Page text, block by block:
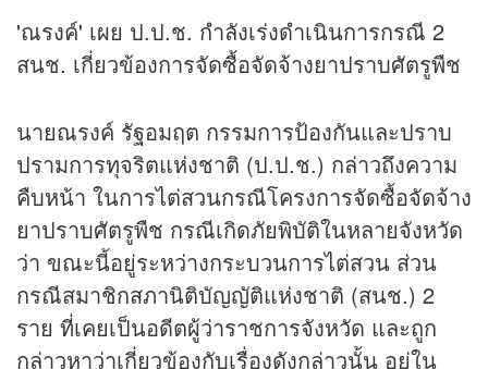
'ณรงค์' เผย ป.ป.ช. กำลังเร่งดำเนินการกรณี 2
สนช. เกี่ยวข้องการจัดซื้อจัดจ้างยาปราบศัตรูพืช
นายณรงค์ รัฐอมฤต กรรมการป้องกันและปราบ
ปรามการทุจริตแห่งชาติ (ป.ป.ช.) กล่าวถึงความ
คืบหน้า ในการไต่สวนกรณีโครงการจัดซื้อจัดจ้าง
ยาปราบศัตรูพืช กรณีเกิดภัยพิบัติในหลายจังหวัด
ว่า ขณะนี้อยู่ระหว่างกระบวนการไต่สวน ส่วน
กรณีสมาชิกสภานิติบัญญัติแห่งชาติ (สนช.) 2
ราย ที่เคยเป็นอดีตผู้ว่าราชการจังหวัด และถูก
กล่าวหาว่าเกี่ยวข้องกับเรื่องดังกล่าวนั้น อยู่ใน